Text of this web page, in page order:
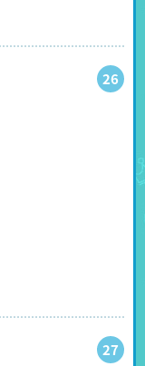
26
27